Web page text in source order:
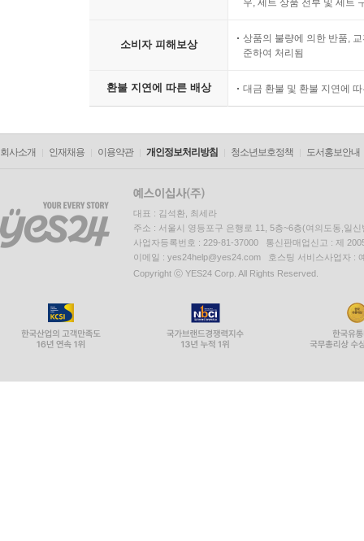
우, 세트 상품 전부 및 세트
소비자 피해보상
상품의 불량에 의한 반품,
준하여 처리됨
환불 지연에 따른 배상 대금 환불 및 환불 지연에
회사소개 인재채용 이용약관 개인정보처리방침 청소년보호정책 도서홍보안내
대표 : 김석환, 최세라
주소 : 서울시 영등포구 은행로 11, 5층~6층(여의도동,일신
사업자등록번호 : 229-81-37000 통신판매업신고 : 제
이메일 : yes24help@yes24.com 호스팅 서비스사업자 :
Copyright ⓒ YES24 Corp. All Rights Reserved.